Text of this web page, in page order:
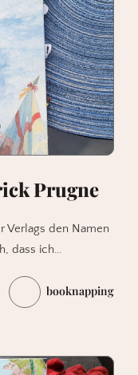
Prugne
Verlags den Namen
dass ich…
booknapping